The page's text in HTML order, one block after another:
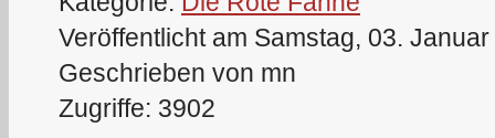
Veröffentlicht am Samstag, 03.
Geschrieben von mn
Zugriffe: 3902